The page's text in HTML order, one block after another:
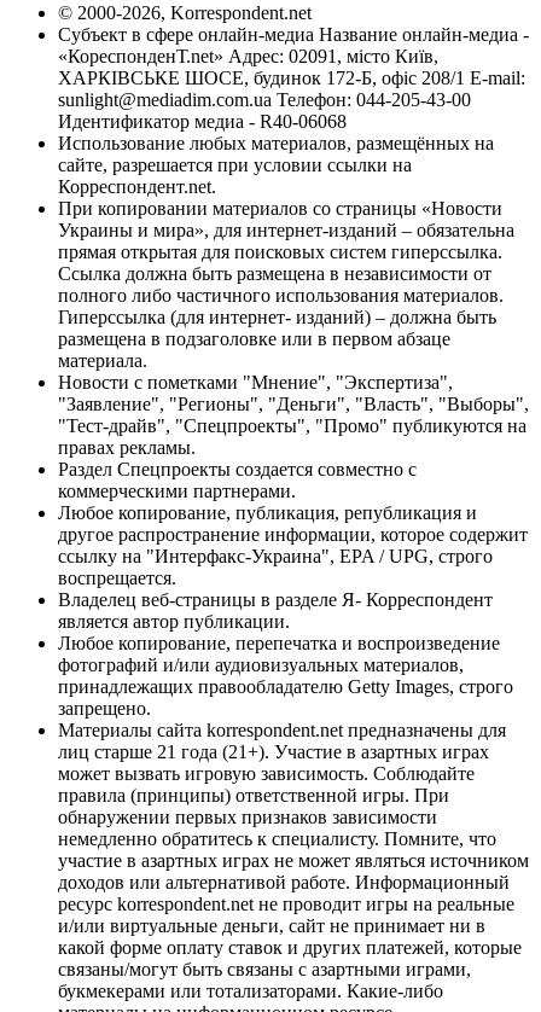
© 2000-2026, Korrespondent.net
Субъект в сфере онлайн-медиа Название онлайн-медиа -
«КореспонденТ.net» Адрес: 02091, місто Київ,
ХАРКІВСЬКЕ ШОСЕ, будинок 172-Б, офіс 208/1 E-mail:
sunlight@mediadim.com.ua Телефон: 044-205-43-00
Идентификатор медиа - R40-06068
Использование любых материалов, размещённых на
сайте, разрешается при условии ссылки на
Корреспондент.net.
При копировании материалов со страницы «Новости
Украины и мира», для интернет-изданий – обязательна
прямая открытая для поисковых систем гиперссылка.
Ссылка должна быть размещена в независимости от
полного либо частичного использования материалов.
Гиперссылка (для интернет- изданий) – должна быть
размещена в подзаголовке или в первом абзаце
материала.
Новости с пометками "Мнение", "Экспертиза",
"Заявление", "Регионы", "Деньги", "Власть", "Выборы",
"Тест-драйв", "Спецпроекты", "Промо" публикуются на
правах рекламы.
Раздел Спецпроекты создается совместно с
коммерческими партнерами.
Любое копирование, публикация, републикация и
другое распространение информации, которое содержит
ссылку на "Интерфакс-Украина", EPA / UPG, строго
воспрещается.
Владелец веб-страницы в разделе Я- Корреспондент
является автор публикации.
Любое копирование, перепечатка и воспроизведение
фотографий и/или аудиовизуальных материалов,
принадлежащих правообладателю Getty Images, строго
запрещено.
Материалы сайта korrespondent.net предназначены для
лиц старше 21 года (21+). Участие в азартных играх
может вызвать игровую зависимость. Соблюдайте
правила (принципы) ответственной игры. При
обнаружении первых признаков зависимости
немедленно обратитесь к специалисту. Помните, что
участие в азартных играх не может являться источником
доходов или альтернативой работе. Информационный
ресурс korrespondent.net не проводит игры на реальные
и/или виртуальные деньги, сайт не принимает ни в
какой форме оплату ставок и других платежей, которые
связаны/могут быть связаны с азартными играми,
букмекерами или тотализаторами. Какие-либо